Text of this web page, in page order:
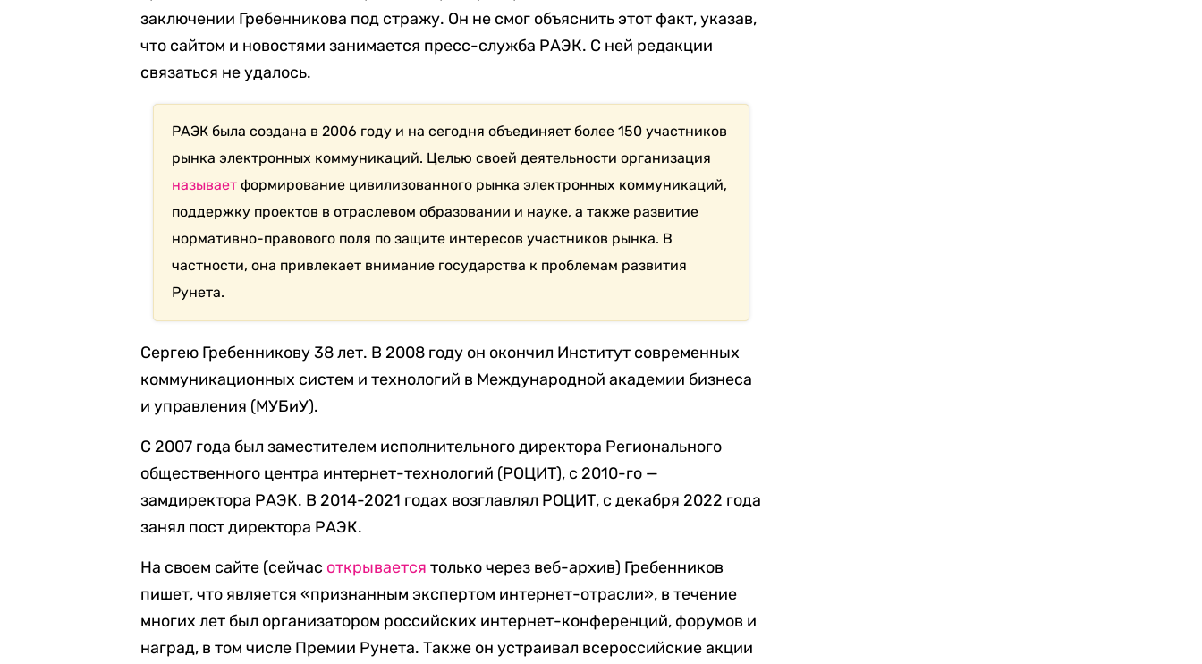
заключении Гребенникова под стражу. Он не смог объяснить этот факт, указав,
что сайтом и новостями занимается пресс-служба РАЭК. С ней редакции
связаться не удалось.
РАЭК была создана в 2006 году и на сегодня объединяет более 150 участников
рынка электронных коммуникаций. Целью своей деятельности организация
называет формирование цивилизованного рынка электронных коммуникаций,
поддержку проектов в отраслевом образовании и науке, а также развитие
нормативно-правового поля по защите интересов участников рынка. В
частности, она привлекает внимание государства к проблемам развития
Рунета.
Сергею Гребенникову 38 лет. В 2008 году он окончил Институт современных
коммуникационных систем и технологий в Международной академии бизнеса
и управления (МУБиУ).
С 2007 года был заместителем исполнительного директора Регионального
общественного центра интернет-технологий (РОЦИТ), с 2010-го —
замдиректора РАЭК. В 2014-2021 годах возглавлял РОЦИТ, с декабря 2022 года
занял пост директора РАЭК.
На своем сайте (сейчас открывается только через веб-архив) Гребенников
пишет, что является «признанным экспертом интернет-отрасли», в течение
многих лет был организатором российских интернет-конференций, форумов и
наград, в том числе Премии Рунета. Также он устраивал всероссийские акции